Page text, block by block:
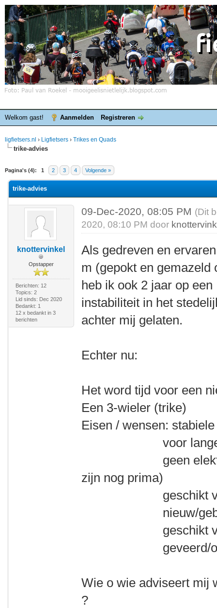
Welkom gast! Aanmelden Registreren
ligfietsers.nl › Ligfietsers › Trikes en Quads
trike-advies
Pagina's (4): 1 2 3 4 Volgende »
waardering is 0
trike-advies
knottervinkel
Opstapper
Berichten: 12
Topics: 2
Lid sinds: Dec 2020
Bedankt: 1
12 x bedankt in 3
berichten
09-Dec-2020, 08:05 PM (Dit
2020, 08:10 PM door
Als gedreven en
m (gepokt en gemazeld
heb ik ook 2 jaar op
instabiliteit in het
achter mij gelaten.
Echter nu:
Het word tijd voor een
Een 3-wieler (trike)
Eisen / wensen:
voor lange
geen elektrische
zijn nog prima)
geschikt voor
nieuw/gebruikt
geschikt voor
geveerd/
Wie o wie adviseert mij
?